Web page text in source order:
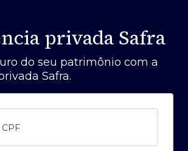
privada Safra
do seu patrimônio com a
Safra.